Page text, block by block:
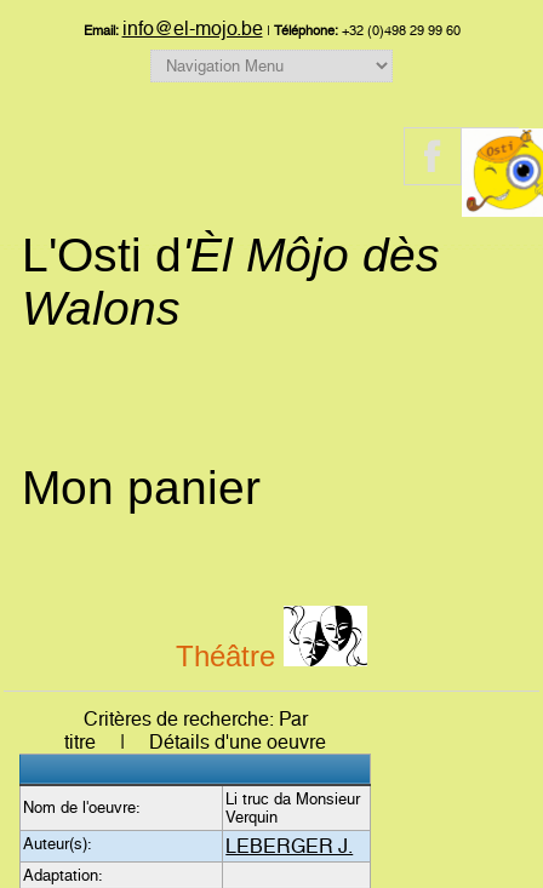
Email: info@el-mojo.be| Téléphone:+32 (0)498 29 99 60
L'Osti d'Èl Môjo dès
Walons
Mon panier
Théâtre
Critères de recherche: Par
titre | Détails d'une oeuvre
Nom de l'oeuvre:
Li truc da Monsieur
Verquin
Auteur(s):
LEBERGER J.
Adaptation: